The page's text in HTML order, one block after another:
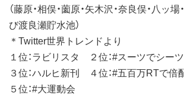
（藤原・相俣・薗原・矢木沢・奈良俣・八ッ
び渡良瀬貯水池）
＊Twitter世界トレンドより
１位：ラビリスタ ２位：#スーツでシーツ
３位：ハルヒ新刊 ４位：#五百万RTで倍
５位：#大運動会